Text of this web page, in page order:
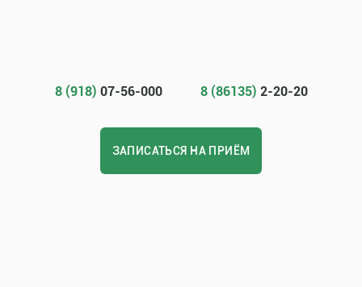
8 (918) 07-56-000 8 (86135) 2-20-20
ЗАПИСАТЬСЯ НА ПРИЁМ